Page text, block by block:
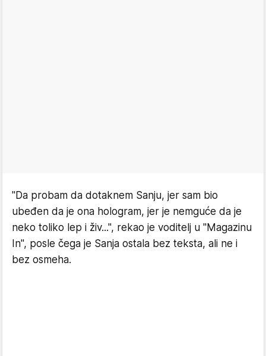
"Da probam da dotaknem Sanju, jer sam bio
ubeđen da je ona hologram, jer je nemguće da je
neko toliko lep i živ...", rekao je voditelj u "Magazinu
In", posle čega je Sanja ostala bez teksta, ali ne i
bez osmeha.